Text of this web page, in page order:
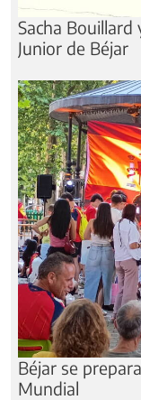
Sacha
Junior de Béjar
Béjar se
Mundial